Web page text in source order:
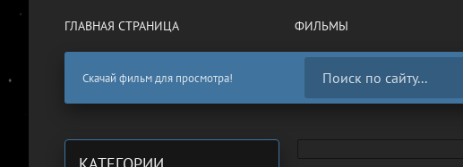
ГЛАВНАЯ СТРАНИЦА ФИЛЬМЫ
Скачай фильм для просмотра!